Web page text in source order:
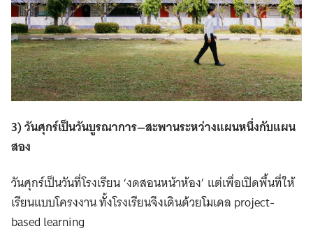
3) วันศุกร์เป็นวันบูรณาการ—สะพานระหว่างแผนหนึ่งกับแผน
สอง
วันศุกร์เป็นวันที่โรงเรียน ‘งดสอนหน้าห้อง’ แต่เพื่อเปิดพื้นที่ให้
เรียนแบบโครงงาน ทั้งโรงเรียนจึงเดินด้วยโมเดล project-
based learning